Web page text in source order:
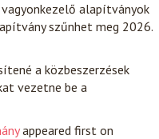
alapítványok
szűnhet meg 2026.
a közbeszerzések
vezetne be a
appeared first on